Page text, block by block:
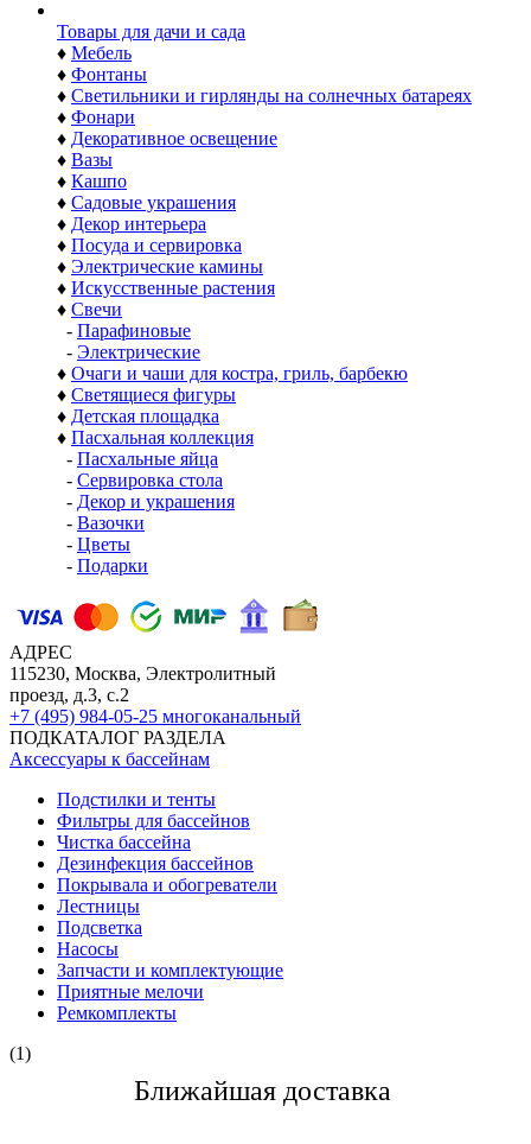
Товары для дачи и сада
♦ Мебель
♦ Фонтаны
♦ Светильники и гирлянды на солнечных батареях
♦ Фонари
♦ Декоративное освещение
♦ Вазы
♦ Кашпо
♦ Садовые украшения
♦ Декор интерьера
♦ Посуда и сервировка
♦ Электрические камины
♦ Искусственные растения
♦ Свечи
- Парафиновые
- Электрические
♦ Очаги и чаши для костра, гриль, барбекю
♦ Светящиеся фигуры
♦ Детская площадка
♦ Пасхальная коллекция
- Пасхальные яйца
- Сервировка стола
- Декор и украшения
- Вазочки
- Цветы
- Подарки
АДРЕС
115230, Москва, Электролитный
проезд, д.3, с.2
+7 (495) 984-05-25 многоканальный
ПОДКАТАЛОГ РАЗДЕЛА
Аксессуары к бассейнам
Подстилки и тенты
Фильтры для бассейнов
Чистка бассейна
Дезинфекция бассейнов
Покрывала и обогреватели
Лестницы
Подсветка
Насосы
Запчасти и комплектующие
Приятные мелочи
Ремкомплекты
(1)
Ближайшая доставкa